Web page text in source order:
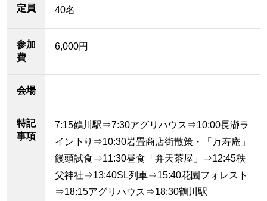
定員 40名
参加
費
6,000円
会場
特記
事項
7:15鶴川駅⇒7:30アグリハウス⇒10:00長瀞ラ
イン下り⇒10:30岩畳商店街散策・「万寿庵」
饅頭試食⇒11:30昼食「弁天茶屋」⇒12:45秩
父神社⇒13:40SL列車⇒15:40花園フォレスト
⇒18:15アグリハウス⇒18:30鶴川駅